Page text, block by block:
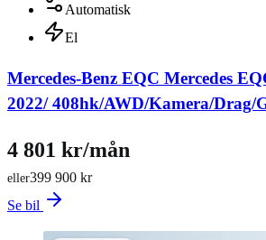
Automatisk
El
Mercedes-Benz EQC Mercedes
2022/ 408hk/AWD/Kamera/Drag/
399 900 kr
eller
4 801 kr/mån
Se bil